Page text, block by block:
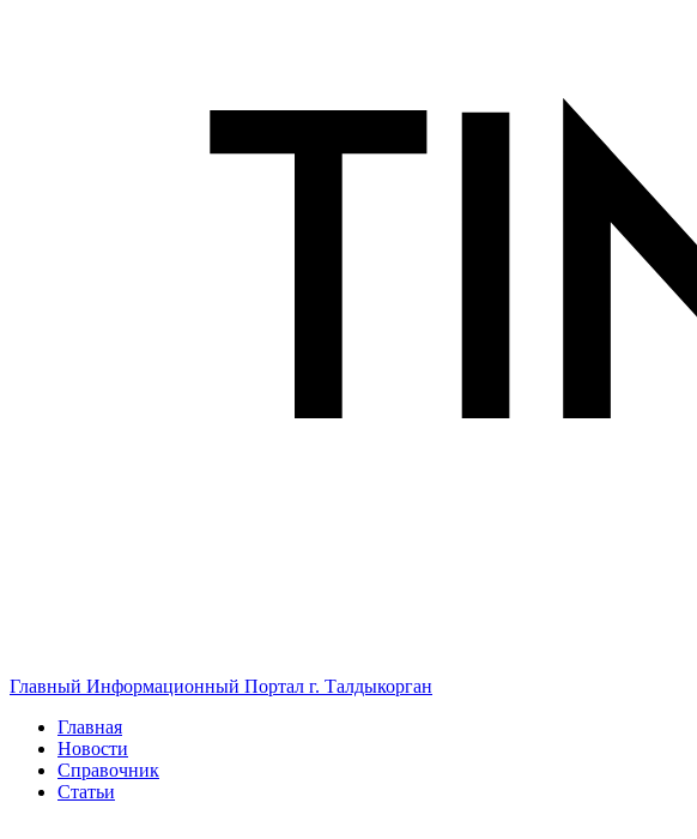
Главный Информационный Портал г. Талдыкорган
Главная
Новости
Справочник
Статьи